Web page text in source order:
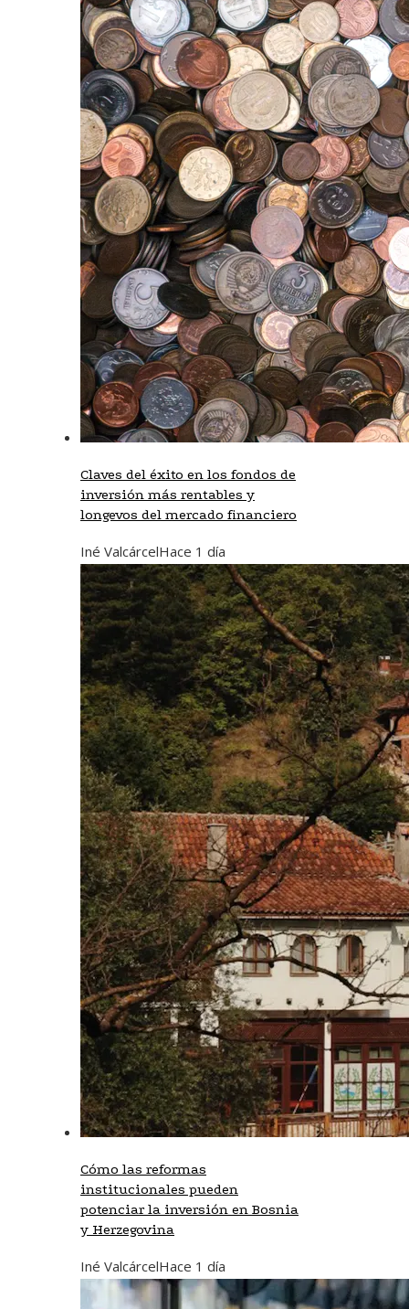
Claves del éxito en los fondos de
inversión más rentables y
longevos del mercado financiero
Iné ValcárcelHace 1 día
Cómo las reformas
institucionales pueden
potenciar la inversión en Bosnia
y Herzegovina
Iné ValcárcelHace 1 día